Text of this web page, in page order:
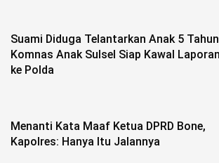
Suami Diduga Telantarkan Anak 5
Komnas Anak Sulsel Siap Kawal Laporan
ke Polda
Menanti Kata Maaf Ketua DPRD Bone,
Kapolres: Hanya Itu Jalannya